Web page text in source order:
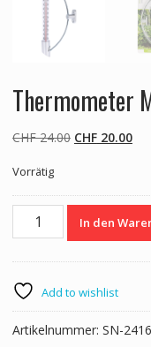
Thermometer
CHF24.00 Ursprünglicher
CHF 24.00
CHF20.00
Vorrätig
Thermometer
Metall
8
cm
Menge
In den
Add to wishlist
Artikelnummer: SN-